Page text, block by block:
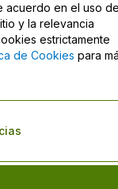
Inc 2026 Datos de
de losTérminos y
Política de Cookies
acuerdo en el uso
y la relevancia
estrictamente
de Cookies para